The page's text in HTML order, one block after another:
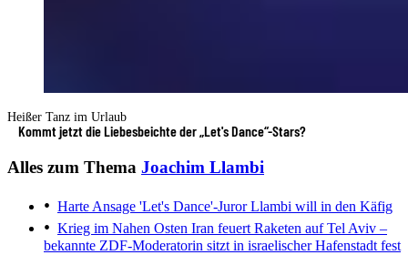
Heißer Tanz im Urlaub
Kommt jetzt die Liebesbeichte der „Let's Dance“-Stars?
Alles zum Thema Joachim Llambi
Harte Ansage 'Let's Dance'-Juror Llambi will in den Käfig
Krieg im Nahen Osten Iran feuert Raketen auf Tel Aviv –
bekannte ZDF-Moderatorin sitzt in israelischer Hafenstadt fest